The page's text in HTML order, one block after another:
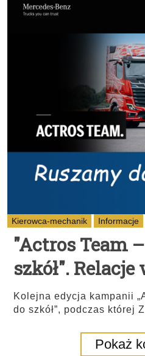
Kierowca-mechanik Informacje
"Actros Team
szkół".
Kolejna edycja kampanii
do szkół”, podczas której
Pokaż